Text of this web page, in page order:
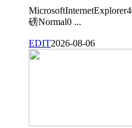
磅Normal0 ...
EDIT2026-08-06